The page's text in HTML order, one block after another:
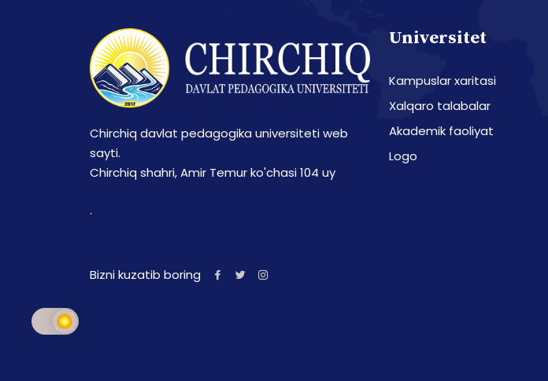
Chirchiq davlat pedagogika universiteti web
sayti.
Chirchiq shahri, Amir Temur ko'chasi 104 uy
.
Universitet
Kampuslar xaritasi
Xalqaro talabalar
Akademik faoliyat
Logo
Bizni kuzatib boring